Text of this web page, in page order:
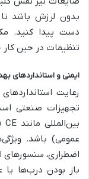
بدون لرزش باشد
دست پیدا کنید.
تنظیمات در حین کار
ایمنی و استانداردهای
رعایت
تجهیزات صنعتی
عمومی) باشد.
اضطراری، سنسورهای
باز بودن درب‌ها